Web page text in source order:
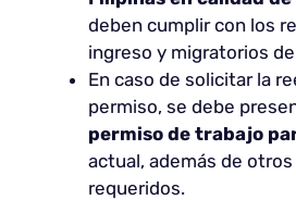
deben cumplir con los
ingreso y migratorios
En caso de solicitar la
permiso, se debe
permiso de trabajo
actual, además de
requeridos.